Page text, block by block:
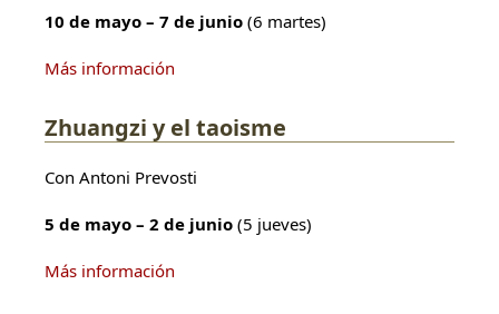
10 de mayo – 7 de junio (6 martes)
Más información
Zhuangzi y el taoisme
Con Antoni Prevosti
5 de mayo – 2 de junio (5 jueves)
Más información